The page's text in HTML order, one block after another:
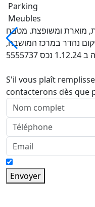
Parking
Meubles
מוארת ומשופצת. מטבח
נהדר במרכז המושבה,
S'il vous plaît
contacterons dès que
Envoyer